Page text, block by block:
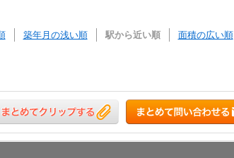
築年月の浅い順 駅から近い順 面積の広い順